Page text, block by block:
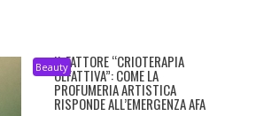
BeautyIL FATTORE “CRIOTERAPIA
OLFATTIVA”: COME LA
PROFUMERIA ARTISTICA
RISPONDE ALL’EMERGENZA AFA